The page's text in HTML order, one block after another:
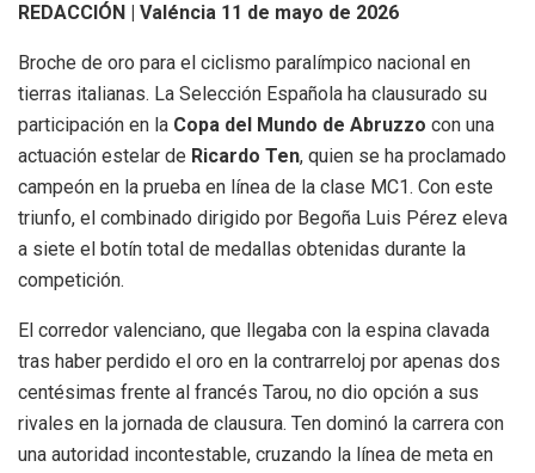
REDACCIÓN | Valéncia 11 de mayo de 2026
Broche de oro para el ciclismo paralímpico nacional en
tierras italianas. La Selección Española ha clausurado su
participación en la Copa del Mundo de Abruzzo con una
actuación estelar de Ricardo Ten, quien se ha proclamado
campeón en la prueba en línea de la clase MC1. Con este
triunfo, el combinado dirigido por Begoña Luis Pérez eleva
a siete el botín total de medallas obtenidas durante la
competición.
El corredor valenciano, que llegaba con la espina clavada
tras haber perdido el oro en la contrarreloj por apenas dos
centésimas frente al francés Tarou, no dio opción a sus
rivales en la jornada de clausura. Ten dominó la carrera con
una autoridad incontestable, cruzando la línea de meta en